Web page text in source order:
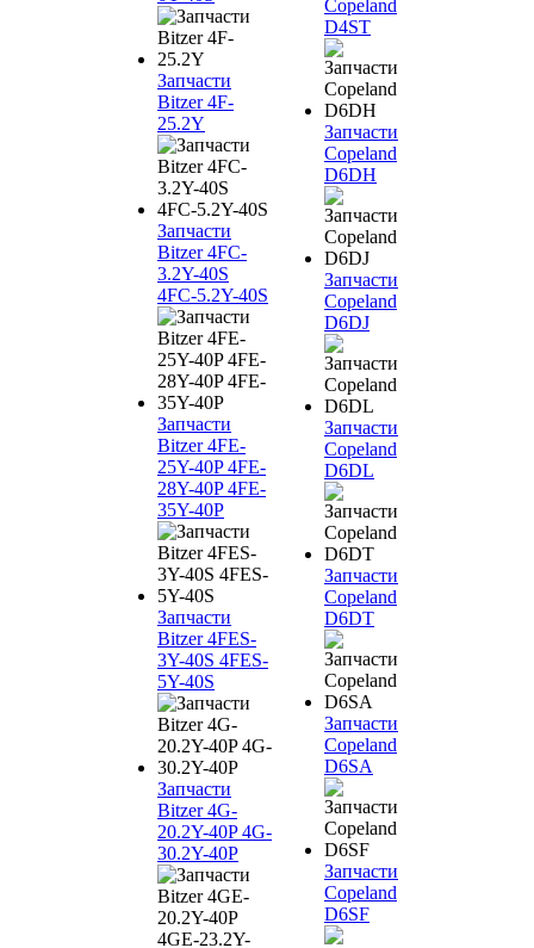
Запчасти
Bitzer 4F-
25.2Y
Запчасти
Bitzer 4FC-
3.2Y-40S
4FC-5.2Y-40S
Запчасти
Bitzer 4FE-
25Y-40P 4FE-
28Y-40P 4FE-
35Y-40P
Запчасти
Bitzer 4FES-
3Y-40S 4FES-
5Y-40S
Запчасти
Bitzer 4G-
20.2Y-40P 4G-
30.2Y-40P
Copeland
D4ST
Запчасти
Copeland
D6DH
Запчасти
Copeland
D6DJ
Запчасти
Copeland
D6DL
Запчасти
Copeland
D6DT
Запчасти
Copeland
D6SA
Запчасти
Copeland
D6SF